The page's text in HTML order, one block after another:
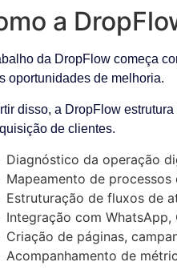
a
da DropFlow começa
oportunidades de melhoria.
disso, a DropFlow
de clientes.
Diagnóstico da operação
Mapeamento de processos
Estruturação de fluxos de
Integração com WhatsApp,
Criação de páginas,
Acompanhamento de